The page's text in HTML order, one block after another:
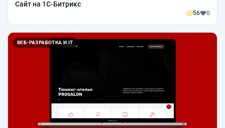
Сайт на 1С-Битрикс
56 0
ВЕБ-РАЗРАБОТКА И IT